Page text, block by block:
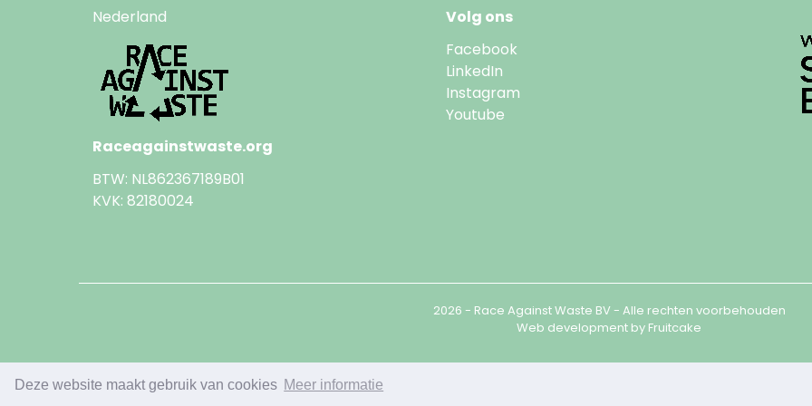
Deze website maakt gebruik van cookies Meer informatie
Nederland
Raceagainstwaste.org
BTW: NL862367189B01
KVK: 82180024
Volg ons
Facebook
LinkedIn
Instagram
Youtube
2026 - Race Against Waste BV - Alle rechten voorbehouden
Web development by Fruitcake